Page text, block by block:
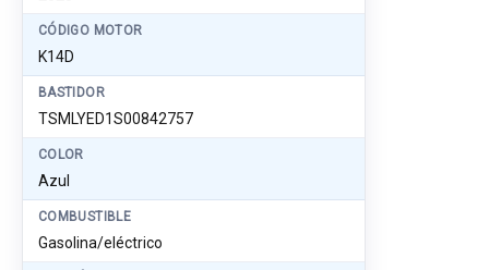
CÓDIGO MOTOR
K14D
BASTIDOR
TSMLYED1S00842757
COLOR
Azul
COMBUSTIBLE
Gasolina/eléctrico